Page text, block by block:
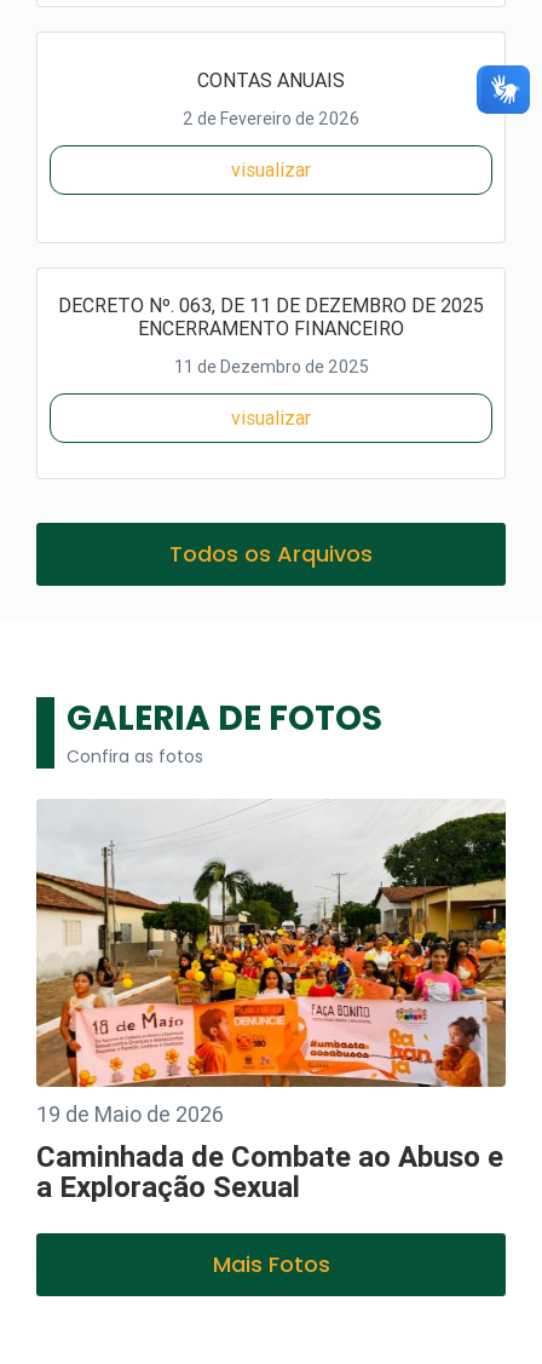
CONTAS ANUAIS
2 de Fevereiro de 2026
visualizar
DECRETO Nº. 063, DE 11 DE DEZEMBRO DE 2025
ENCERRAMENTO FINANCEIRO
11 de Dezembro de 2025
visualizar
Todos os Arquivos
GALERIA DE FOTOS
Confira as fotos
19 de Maio de 2026
Caminhada de Combate ao Abuso e
a Exploração Sexual
Mais Fotos